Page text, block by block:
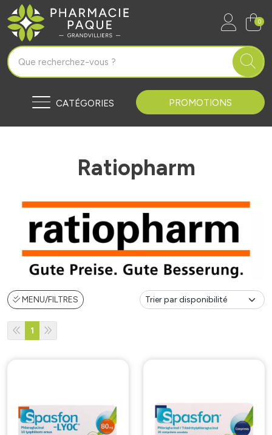
Pharmacie Paque Grandvilliers
0
CATÉGORIES PROMOTIONS
Ratiopharm
MENU/FILTRES
1